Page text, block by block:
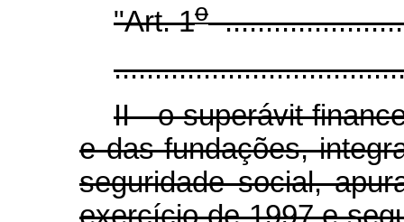
"Art. 1o
II - o superávit
e das fundações,
seguridade social,
exercício de 1997 e